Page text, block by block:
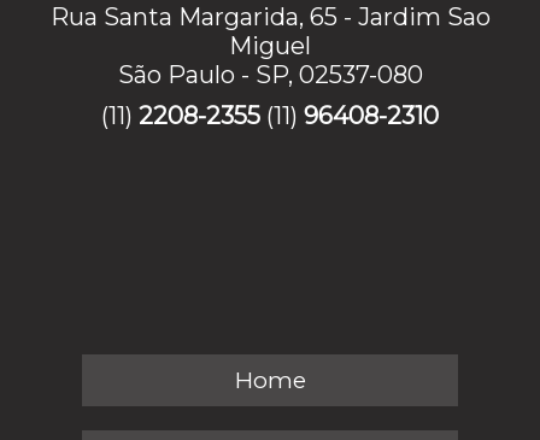
Rua Santa Margarida, 65 - Jardim Sao
Miguel
São Paulo - SP, 02537-080
(11) 2208-2355 (11) 96408-2310
Home